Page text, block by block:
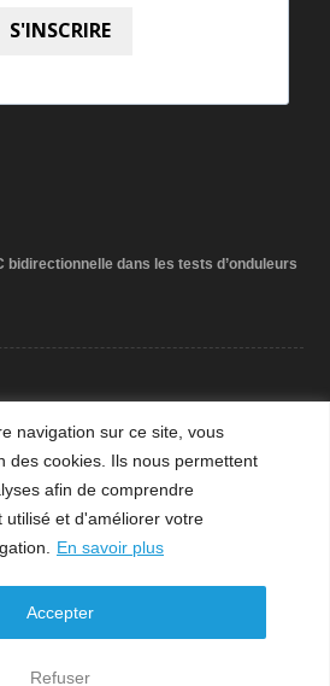
navigation sur ce site, vous
des cookies. Ils nous permettent
afin de comprendre
utilisé et d'améliorer votre
En savoir plus
Refuser
Accepter
S'INSCRIRE
bidirectionnelle dans les tests d’onduleurs